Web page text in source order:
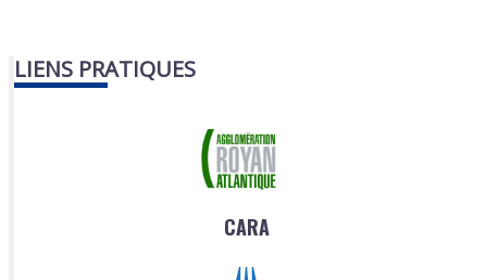
LIENS PRATIQUES
CARA